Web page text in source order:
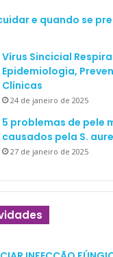
e quando se
Vírus Sincicial
Epidemiologia,
Clínicas
24 de janeiro de 2025
5 problemas de pele
causados pela S.
27 de janeiro de 2025